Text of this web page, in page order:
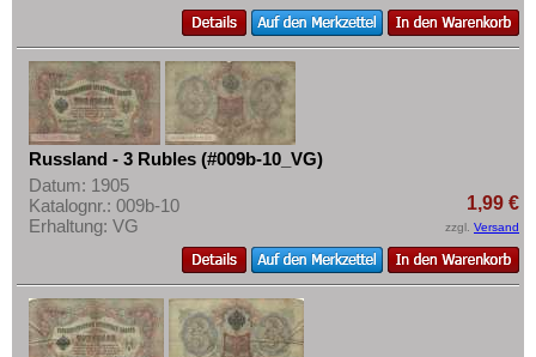
Russland - 3 Rubles (#009b-10_VG)
Datum: 1905
Katalognr.: 009b-10
Erhaltung: VG
1,99 €
zzgl. Versand